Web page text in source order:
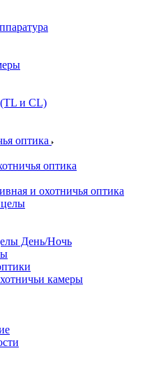
и CL)
оптика
оптика
и охотничья оптика
День/Ночь
камеры